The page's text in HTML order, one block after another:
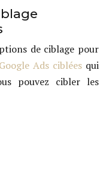
de ciblage pour
Ads ciblées qui
pouvez cibler les